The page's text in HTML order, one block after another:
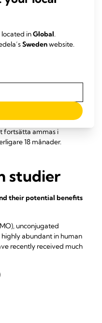
eller till andra celltyper i
eller hjärtceller. Det är
stamceller spelar för
kan inte ersättas
gäller framför allt de
En kost som
kan uppfylla hela
under de första sex
fortsätta ammas i
18 månader.
studier
their potential benefits
unconjugated
abundant in human
recently received much
located inGlobal.
Swedenwebsite.